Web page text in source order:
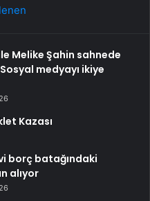
Melike Şahin sahnede
medyayı ikiye
Kazası
borç batağındaki
alıyor